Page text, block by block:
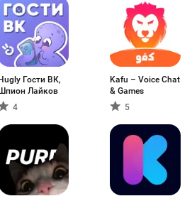
Hugly Гости ВК,
Шпион Лайков
4
Kafu – Voice Chat
& Games
5